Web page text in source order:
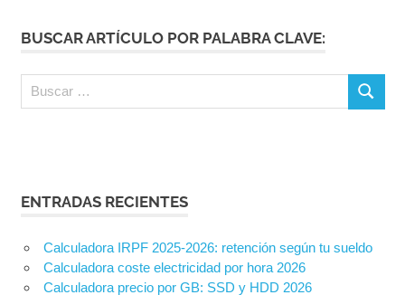
BUSCAR ARTÍCULO POR PALABRA CLAVE:
Buscar:
Buscar
ENTRADAS RECIENTES
Calculadora IRPF 2025-2026: retención según tu sueldo
Calculadora coste electricidad por hora 2026
Calculadora precio por GB: SSD y HDD 2026